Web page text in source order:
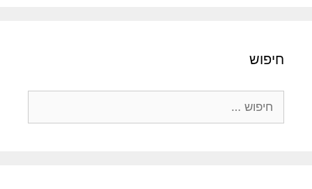
חיפוש